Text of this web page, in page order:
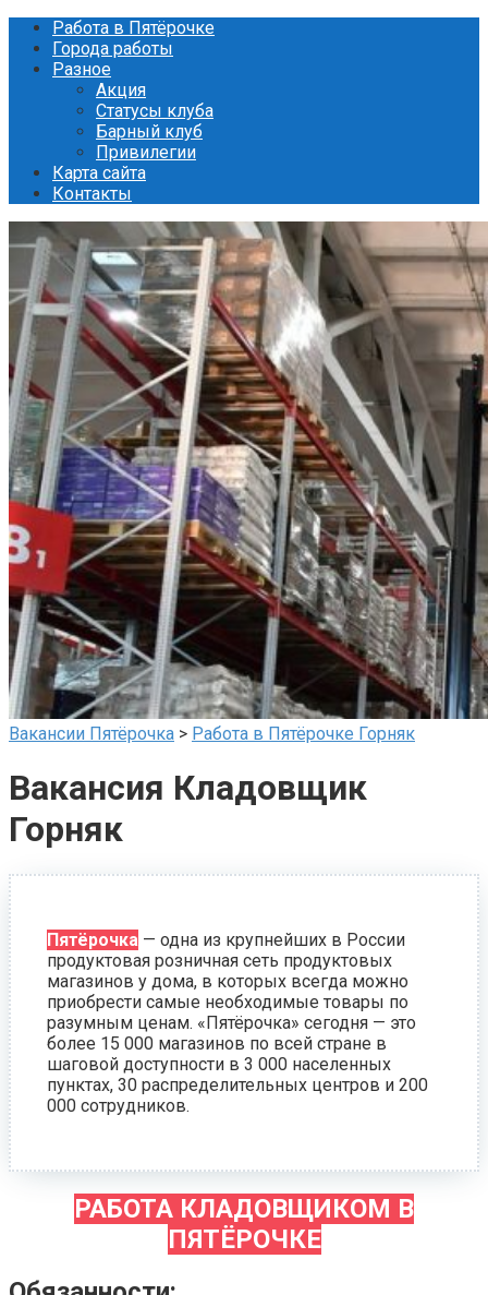
Перейти
контенту
Работа в Пятёрочке
Города работы
Разное
Акция
Статусы клуба
Барный клуб
Привилегии
Карта сайта
Контакты
Вакансии Пятёрочка > Работа в Пятёрочке Горняк
Вакансия Кладовщик
Горняк
Пятёрочка — одна из крупнейших в России
продуктовая розничная сеть продуктовых
магазинов у дома, в которых всегда можно
приобрести самые необходимые товары по
разумным ценам. «Пятёрочка» сегодня — это
более 15 000 магазинов по всей стране в
шаговой доступности в 3 000 населенных
пунктах, 30 распределительных центров и 200
000 сотрудников.
РАБОТА КЛАДОВЩИКОМ В
ПЯТЁРОЧКЕ